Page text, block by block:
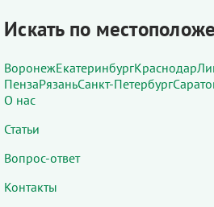
Искать по
ВоронежЕкатеринбургКраснодар
ПензаРязаньСанкт-Петербург
О нас
Статьи
Вопрос-ответ
Контакты